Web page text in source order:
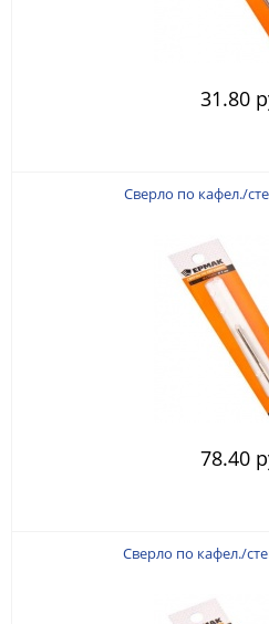
31.80
Сверло по кафел./
78.40
Сверло по кафел./